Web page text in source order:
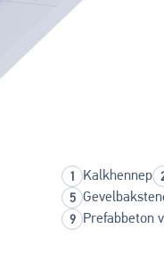
Kalkhennep
Prefabbeton